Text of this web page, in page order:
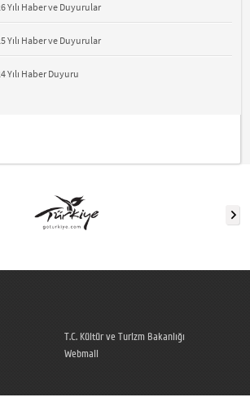
Yılı Haber ve Duyurular
Yılı Haber ve Duyurular
Yılı Haber Duyuru
T.C. Kültür ve Turizm Bakanlığı
Webmail